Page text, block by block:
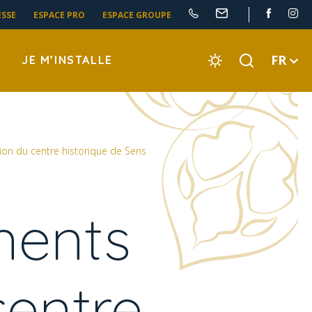
ESPACE PRO ESPACE GROUPE
JE M’INSTALLE FR
du centre historique de Sens